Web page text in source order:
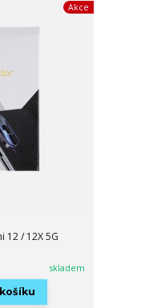
Akce
12 / 12X 5G
skladem